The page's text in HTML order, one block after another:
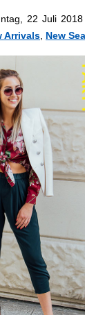
22 Juli 2018
Arrivals, New